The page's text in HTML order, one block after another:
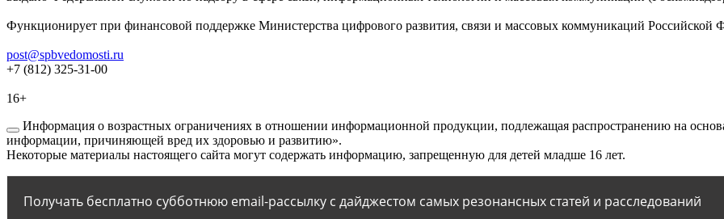
Функционирует при финансовой поддержке Министерства цифрового развития, связи и массовых коммуникаций Российской
post@spbvedomosti.ru
+7 (812) 325-31-00
16+
Информация о возрастных ограничениях в отношении информационной продукции, подлежащая распространению на
информации, причиняющей вред их здоровью и развитию».
Некоторые материалы настоящего сайта могут содержать информацию, запрещенную для детей младше 16 лет.
Получать бесплатно субботнюю email-рассылку с дайджестом самых резонансных статей и расследований